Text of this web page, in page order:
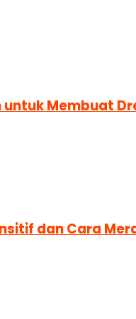
untuk Membuat
dan Cara